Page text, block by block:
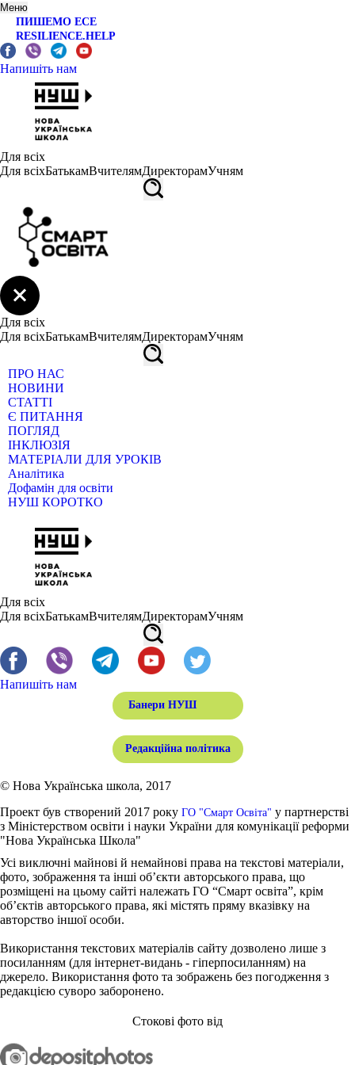
Меню
ПИШЕМО ЕСЕ
RESILIENCE.HELP
Напишіть нам
Для всіх
Для всіхБатькамВчителямДиректорамУчням
Для всіх
Для всіхБатькамВчителямДиректорамУчням
ПРО НАС
НОВИНИ
СТАТТІ
Є ПИТАННЯ
ПОГЛЯД
ІНКЛЮЗІЯ
МАТЕРІАЛИ ДЛЯ УРОКІВ
Аналітика
Дофамін для освіти
НУШ КОРОТКО
Для всіх
Для всіхБатькамВчителямДиректорамУчням
Напишіть нам
Банери НУШ
Редакційна політика
© Нова Українська школа, 2017
Проект був створений 2017 року ГО "Смарт Освіта" у партнерстві
з Міністерством освіти і науки України для комунікації реформи
"Нова Українська Школа"
Усі виключні майнові й немайнові права на текстові матеріали,
фото, зображення та інші об’єкти авторського права, що
розміщені на цьому сайті належать ГО “Смарт освіта”, крім
об’єктів авторського права, які містять пряму вказівку на
авторство іншої особи.
Використання текстових матеріалів сайту дозволено лише з
посиланням (для інтернет-видань - гіперпосиланням) на
джерело. Використання фото та зображень без погодження з
редакцією суворо заборонено.
Стокові фото від